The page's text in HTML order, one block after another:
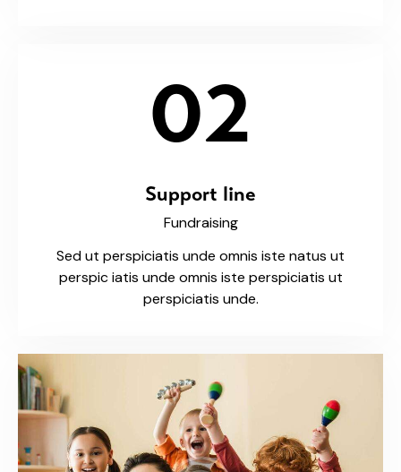
02
Support line
Fundraising
Sed ut perspiciatis unde omnis iste natus ut
perspic iatis unde omnis iste perspiciatis ut
perspiciatis unde.